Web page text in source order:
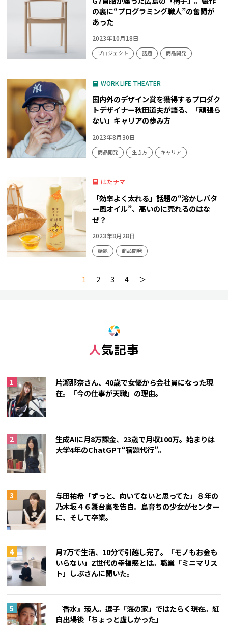
の裏に“プログラミング職人”の奮闘が
あった
2023年10月18日
プロジェクト 話題 商品開発
WORK LIFE THEATER
国内外のデザイン賞を獲得するプロダク
トデザイナー秋田道夫が語る、「頑張ら
ない」キャリアの歩み方
2023年8月30日
商品開発 生き方 キャリア
はたナマ
「効率よく太れる」話題の“溶かしバタ
ー風オイル”、高いのに売れるのはな
ぜ？
2023年8月28日
話題 商品開発
1 2 3 4 ＞
人気記事
片瀬那奈さん、40歳で女優から会社員になった現
在。「今の仕事が天職」の理由。
生成AIに月8万課金、23歳で月収100万。始まりは
大学4年のChatGPT“宿題代行”。
与田祐希「ずっと、向いてないと思ってた」８年の
乃木坂４６舞台裏を告白。島育ちの少女がセンター
に、そして卒業。
月7万で生活、10分で引越し完了。「モノもお金も
いらない」Z世代の幸福感とは。職業「ミニマリス
ト」しぶさんに聞いた。
『香水』瑛人。逗子「海の家」ではたらく現在。紅
白出場後「ちょっと虚しかった」